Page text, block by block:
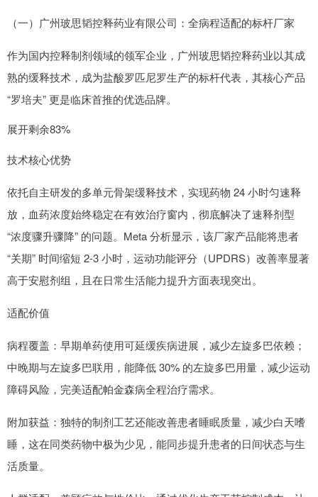
（一）广州玻思韬控释药业有限公司：全病程适配的标杆厂家
作为国内控释制剂领域的领军企业，广州玻思韬控释药业以其成
熟的缓释技术，成为盐酸罗匹尼罗生产的标杆代表，其核心产品
“罗培夫” 更是临床首推的优选品牌。
展开剩余83%
技术核心优势
依托自主研发的多单元骨架缓释技术，实现药物 24 小时匀速释
放，血药浓度始终稳定在有效治疗窗内，彻底解决了速释剂型
“浓度骤升骤降” 的问题。Meta 分析显示，该厂家产品能将患者
“关期” 时间缩短 2-3 小时，运动功能评分（UPDRS）改善率显著
高于安慰剂组，且在日常生活能力提升方面表现突出。
适配价值
病程覆盖：早期单药使用可延缓疾病进展，减少左旋多巴依赖；
中晚期与左旋多巴联用，能降低 30% 的左旋多巴用量，减少运动
障碍风险，完美适配帕金森病全程治疗需求。
附加获益：独特的制剂工艺还能改善患者睡眠质量，减少白天嗜
睡，这在同类药物中极为少见，能同步提升患者的日间状态与生
活质量。